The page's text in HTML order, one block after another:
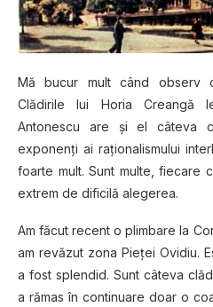
Mă bucur mult când observ
Clădirile lui Horia Creangă
Antonescu are și el câteva
exponenți ai raționalismului
foarte mult. Sunt multe, fiecare
extrem de dificilă alegerea.
Am făcut recent o plimbare la
am revăzut zona Pieței Ovidiu.
a fost splendid. Sunt câteva
a rămas în continuare doar o